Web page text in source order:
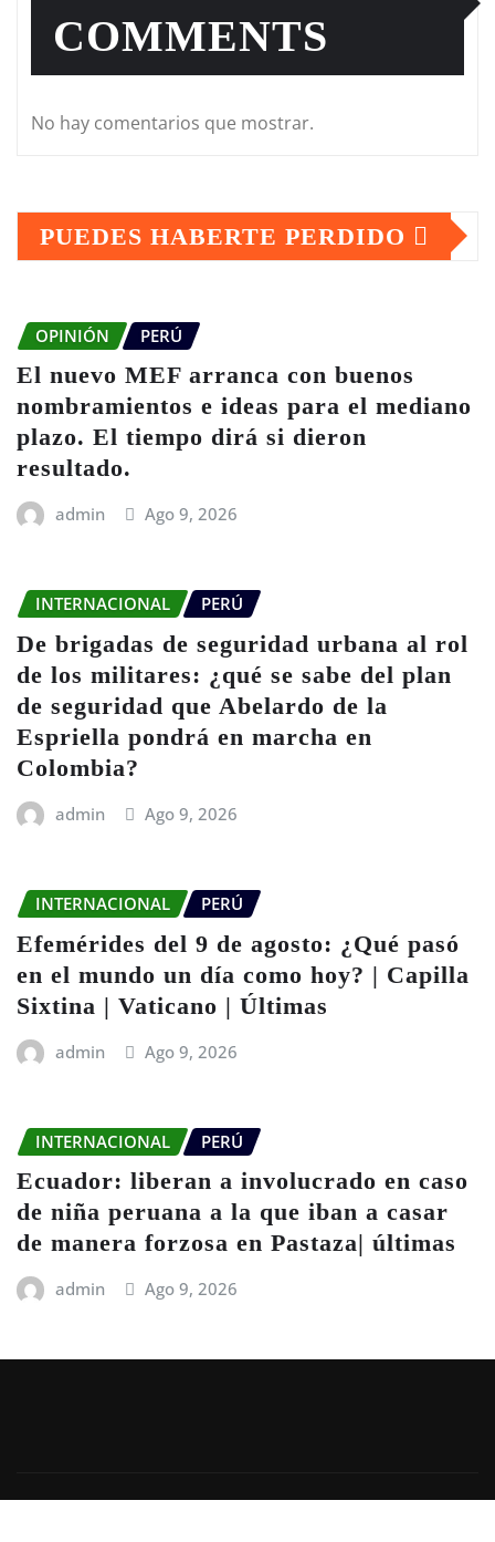
COMMENTS
No hay comentarios que mostrar.
PUEDES HABERTE PERDIDO
OPINIÓN PERÚ
El nuevo MEF arranca con buenos
nombramientos e ideas para el mediano
plazo. El tiempo dirá si dieron
resultado.
admin Ago 9, 2026
INTERNACIONAL PERÚ
De brigadas de seguridad urbana al rol
de los militares: ¿qué se sabe del plan
de seguridad que Abelardo de la
Espriella pondrá en marcha en
Colombia?
admin Ago 9, 2026
INTERNACIONAL PERÚ
Efemérides del 9 de agosto: ¿Qué pasó
en el mundo un día como hoy? | Capilla
Sixtina | Vaticano | Últimas
admin Ago 9, 2026
INTERNACIONAL PERÚ
Ecuador: liberan a involucrado en caso
de niña peruana a la que iban a casar
de manera forzosa en Pastaza| últimas
admin Ago 9, 2026